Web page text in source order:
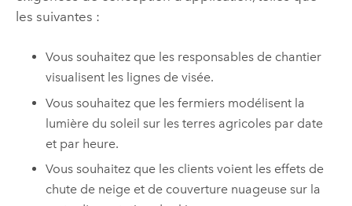
les suivantes :
Vous souhaitez que les responsables de chantier
visualisent les lignes de visée.
Vous souhaitez que les fermiers modélisent la
lumière du soleil sur les terres agricoles par date
et par heure.
Vous souhaitez que les clients voient les effets de
chute de neige et de couverture nuageuse sur la